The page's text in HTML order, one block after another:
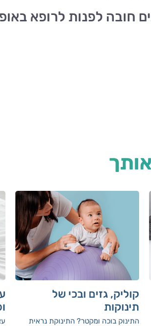
חובה לפנות לרופא
קוליק, גזים ובכי של
תינוקות
התינוק בוכה ומקטר? התינוקת נראית